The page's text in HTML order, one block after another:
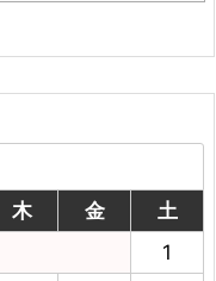
木 金
土
1